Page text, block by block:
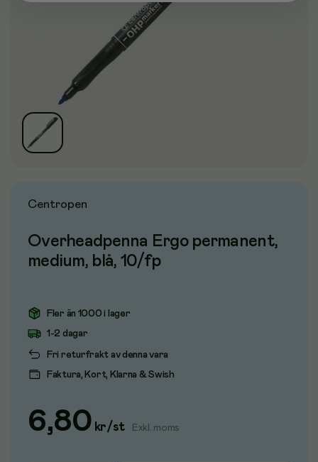
Centropen
Overheadpenna Ergo permanent,
medium, blå, 10/fp
Fler än 1000 i lager
Fri returfrakt av denna vara
1-2 dagar
Faktura, Kort, Klarna & Swish
6,80 kr/st Exkl. moms